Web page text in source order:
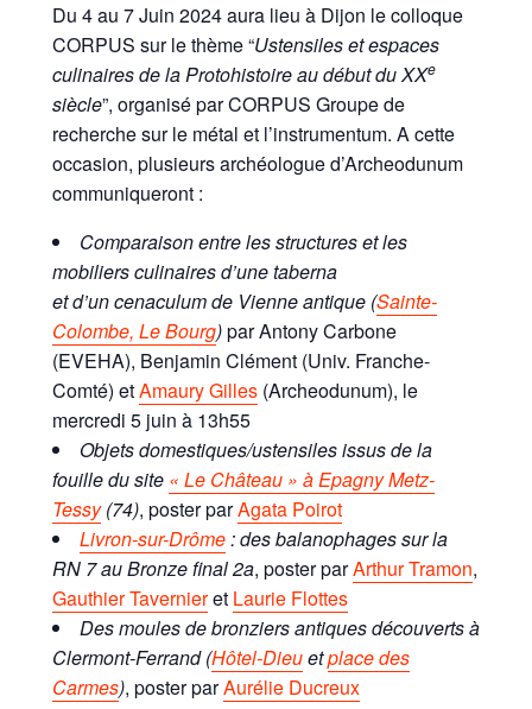
Du 4 au 7 Juin 2024 aura lieu à Dijon le colloque
CORPUS sur le thème “Ustensiles et espaces
culinaires de la Protohistoire au début du XXe
siècle”, organisé par CORPUS Groupe de
recherche sur le métal et l’instrumentum. A cette
occasion, plusieurs archéologue d’Archeodunum
communiqueront :
Comparaison entre les structures et les
mobiliers culinaires d’une taberna
et d’un cenaculum de Vienne antique (Sainte-
Colombe, Le Bourg)par Antony Carbone
(EVEHA), Benjamin Clément (Univ. Franche-
Comté) etAmaury Gilles (Archeodunum), le
mercredi 5 juin à 13h55
Objets domestiques/ustensiles issus de la
fouille du site « Le Château » à Epagny Metz-
Tessy(74), poster parAgata Poirot
Livron-sur-Drôme: des balanophages sur la
RN 7 au Bronze final 2a, poster parArthur Tramon,
Gauthier Tavernieret Laurie Flottes
Des moules de bronziers antiques découverts à
Clermont-Ferrand (Hôtel-Dieuetplace des
Carmes), poster parAurélie Ducreux